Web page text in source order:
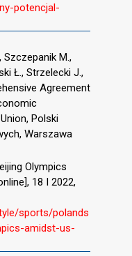
potencjal-
Szczepanik M.,
Ł., Strzelecki J.,
Agreement
Polski
Warszawa
Olympics
18 I 2022,
sports/polands
amidst-us-